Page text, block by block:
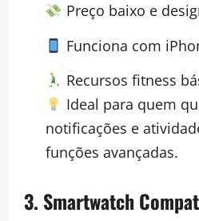
Preço baixo e
Funciona com
Recursos fitness
Ideal para quem
notificações e
funções avançadas.
3. Smartwatch